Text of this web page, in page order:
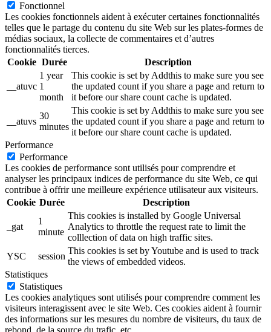
Fonctionnel
Les cookies fonctionnels aident à exécuter certaines fonctionnalités
telles que le partage du contenu du site Web sur les plates-formes de
médias sociaux, la collecte de commentaires et d’autres
fonctionnalités tierces.
Cookie Durée Description
__atuvc
1 year
1
month
This cookie is set by Addthis to make sure you see
the updated count if you share a page and return to
it before our share count cache is updated.
__atuvs
30
minutes
This cookie is set by Addthis to make sure you see
the updated count if you share a page and return to
it before our share count cache is updated.
Performance
Performance
Les cookies de performance sont utilisés pour comprendre et
analyser les principaux indices de performance du site Web, ce qui
contribue à offrir une meilleure expérience utilisateur aux visiteurs.
Cookie Durée Description
_gat
1
minute
This cookies is installed by Google Universal
Analytics to throttle the request rate to limit the
colllection of data on high traffic sites.
YSC
session
This cookies is set by Youtube and is used to track
the views of embedded videos.
Statistiques
Statistiques
Les cookies analytiques sont utilisés pour comprendre comment les
visiteurs interagissent avec le site Web. Ces cookies aident à fournir
des informations sur les mesures du nombre de visiteurs, du taux de